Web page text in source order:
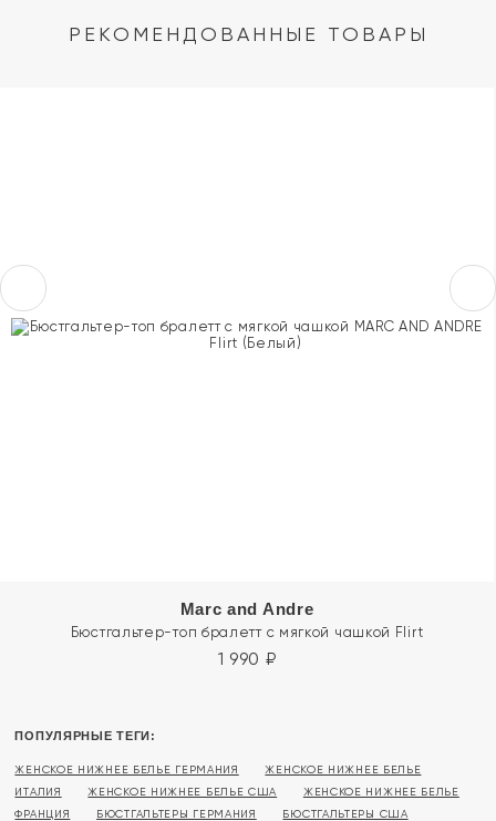
РЕКОМЕНДОВАННЫЕ ТОВАРЫ
Marc and Andre
Бюстгальтер-топ бралетт с мягкой чашкой Flirt
1 990 ₽
ПОПУЛЯРНЫЕ ТЕГИ:
ЖЕНСКОЕ НИЖНЕЕ БЕЛЬЕ ГЕРМАНИЯ
ЖЕНСКОЕ НИЖНЕЕ БЕЛЬЕ
ИТАЛИЯ
ЖЕНСКОЕ НИЖНЕЕ БЕЛЬЕ США
ЖЕНСКОЕ НИЖНЕЕ БЕЛЬЕ
ФРАНЦИЯ
БЮСТГАЛЬТЕРЫ ГЕРМАНИЯ
БЮСТГАЛЬТЕРЫ США